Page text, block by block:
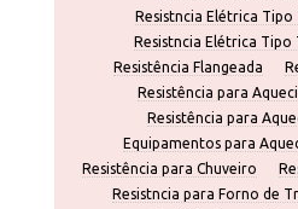
Resistncia Elétrica
Resistncia Elétrica Tipo
Resistência Flangeada
Resistência para
Resistência para
Equipamentos para
Resistência para Chuveiro
Resistncia para Forno de